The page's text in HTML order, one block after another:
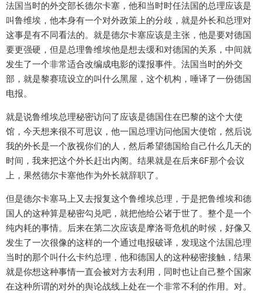
法国当时的外交部长德尔卡塞，他和当时时任法国的总理应该是
叫鲁维埃，他本身有一个对外政策上的分歧，就是外长和总理对
这事是有不同看法的。就是德尔卡塞应该是主张，他是要对德国
要更强硬，但是总理鲁维埃他是想去缓和对德国的关系，中间就
发生了一个非常适合改编成电影的谍报事件。法国当时的外交
部，就是黎赛琉设立的叫什么黑屋，这个机构，唾译了一份德国
电报。
就是说鲁维埃总理秘密访问了应该是德国住在巴黎的这个大使
馆，今天想来很不可思议，他一国总理访问他国大使馆，然后说
我的外长是一个敌视你们的人，然后希望德国给自己什么几天的
时间，我来把这个外长赶出内阁。结果就是在后来6F那个会议
上，果然德尔卡塞他作为外长就辞职了。
但是德尔卡塞马上又去报复这个鲁维埃总理，于是把鲁维埃和德
国人的这种算是秘密勾兑吧，就把他给公诸于世了。整个是一个
纯内耗的事情。后来在第二次应该是摩洛哥危机的时候，好像又
发生了一次很像的这样的一个通过电报破译，发现这个法国总理
当时的那个叫什么卡约总理，他和德国人的这种秘密接触，结果
就是你想这种事情一直会被对方去利用，同时也让自己整个国家
在这种所谓的对外的舆论战线上处在一个非常不利的作用。对。